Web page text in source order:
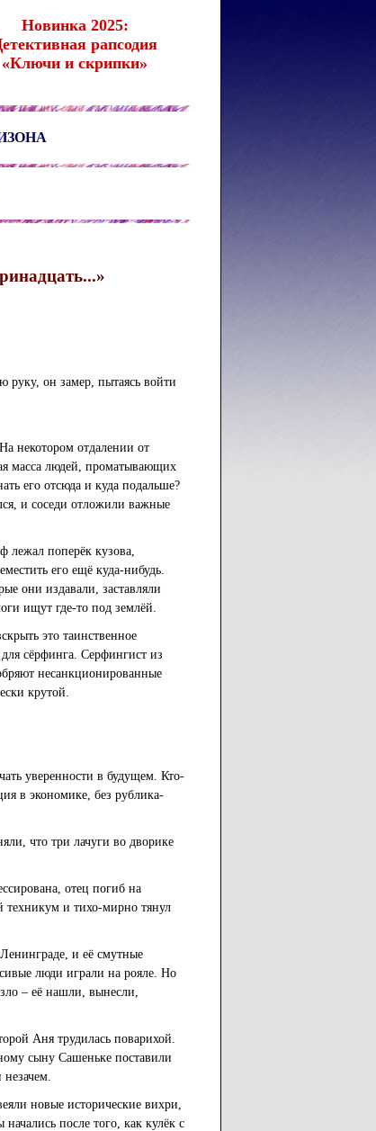
Новинка 2025:
рапсодия
«Ключи и скрипки»
руку, он замер, пытаясь войти
некотором отдалении от
масса людей, проматывающих
его отсюда и куда подальше?
и соседи отложили важные
лежал поперёк кузова,
его ещё куда-нибудь.
они издавали, заставляли
ищут где-то под землёй.
это таинственное
сёрфинга. Серфингист из
несанкционированные
крутой.
уверенности в будущем. Кто-
в экономике, без рублика-
что три лачуги во дворике
отец погиб на
и тихо-мирно тянул
и её смутные
люди играли на рояле. Но
– её нашли, вынесли,
Аня трудилась поварихой.
сыну Сашеньке поставили
незачем.
новые исторические вихри,
после того, как кулёк с